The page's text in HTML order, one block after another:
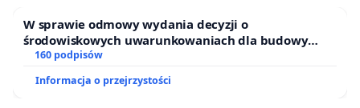
W sprawie odmowy wydania decyzji o
środowiskowych uwarunkowaniach dla budowy
zakładu wytwarzania biometanu „Krynki” w
Puszczy Knyszyńskiej
160 podpisów
Informacja o przejrzystości